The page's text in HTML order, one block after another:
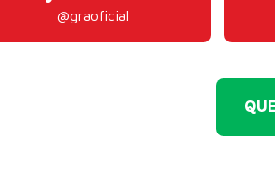
@graoficial